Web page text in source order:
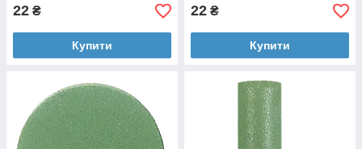
22 ₴
Купити
22 ₴
Купити